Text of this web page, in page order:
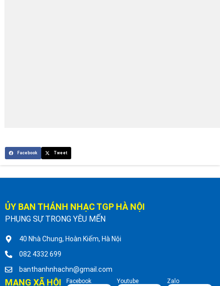
Facebook Tweet
ỦY BAN THÁNH NHẠC TGP HÀ NỘI
PHỤNG SỰ TRONG YÊU MẾN
40 Nhà Chung, Hoàn Kiếm, Hà Nội
082 4332 699
banthanhnhachn@gmail.com
MẠNG XÃ HỘI Facebook Youtube Zalo